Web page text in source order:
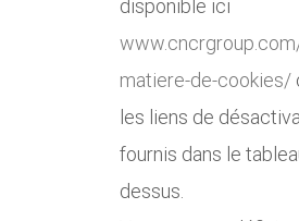
disponible ici
matiere-de-cookies/
les liens de
fournis dans le
dessus.